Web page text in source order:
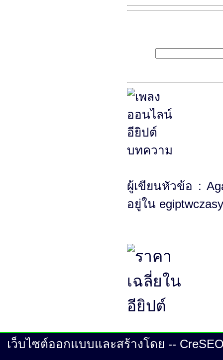
ผู้เขียนหัวข้อ :
อยู่ใน
เว็บไซต์ออกแบบและสร้างโดย --